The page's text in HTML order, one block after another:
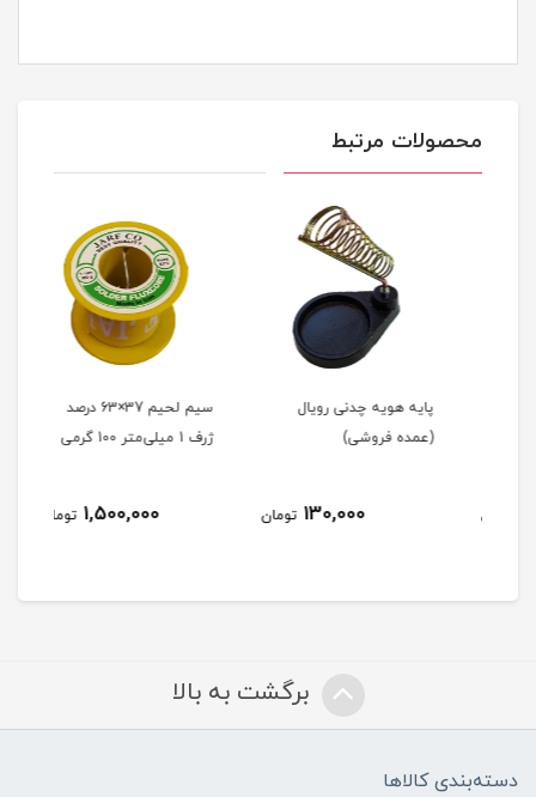
محصولات مرتبط
پایه هویه چدنی رویال
(عمده فروشی)
130,000 تومان
سیم لحیم 37×63 درصد
1,500,000 تومان
برگشت به بالا
دسته‌بندی کالاها